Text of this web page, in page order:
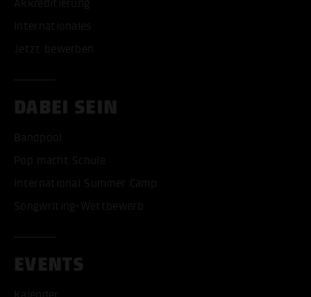
Akkreditierung
Internationales
Jetzt bewerben
DABEI SEIN
Bandpool
Pop macht Schule
International Summer Camp
Songwriting-Wettbewerb
EVENTS